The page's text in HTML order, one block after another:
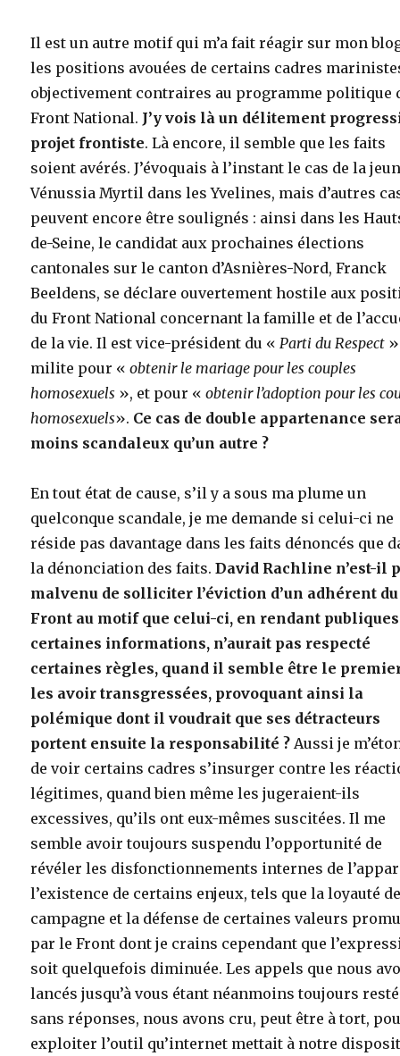
Il est un autre motif qui m’a fait réagir sur mon
les positions avouées de certains cadres
objectivement contraires au programme politique
Front National. J’y vois là un délitement
projet frontiste. Là encore, il semble que les faits
soient avérés. J’évoquais à l’instant le cas de la
Vénussia Myrtil dans les Yvelines, mais d’autres
peuvent encore être soulignés : ainsi dans les
de-Seine, le candidat aux prochaines élections
cantonales sur le canton d’Asnières-Nord, Franck
Beeldens, se déclare ouvertement hostile aux
du Front National concernant la famille et de
de la vie. Il est vice-président du «Parti du Respect
milite pour «obtenir le mariage pour les couples
homosexuels », et pour «obtenir l’adoption pour les
homosexuels». Ce cas de double appartenance
moins scandaleux qu’un autre ?
En tout état de cause, s’il y a sous ma plume un
quelconque scandale, je me demande si celui-ci ne
réside pas davantage dans les faits dénoncés que
la dénonciation des faits.David Rachline n’est-il
malvenu de solliciter l’éviction d’un adhérent du
Front au motif que celui-ci, en rendant publiques
certaines informations, n’aurait pas respecté
certaines règles, quand il semble être le
les avoir transgressées, provoquant ainsi la
polémique dont il voudrait que ses détracteurs
portent ensuite la responsabilité ? Aussi je
de voir certains cadres s’insurger contre les
légitimes, quand bien même les jugeraient-ils
excessives, qu’ils ont eux-mêmes suscitées. Il me
semble avoir toujours suspendu l’opportunité de
révéler les disfonctionnements internes de
l’existence de certains enjeux, tels que la loyauté
campagne et la défense de certaines valeurs
par le Front dont je crains cependant que
soit quelquefois diminuée. Les appels que nous
lancés jusqu’à vous étant néanmoins toujours
sans réponses, nous avons cru, peut être à tort,
exploiter l’outil qu’internet mettait à notre